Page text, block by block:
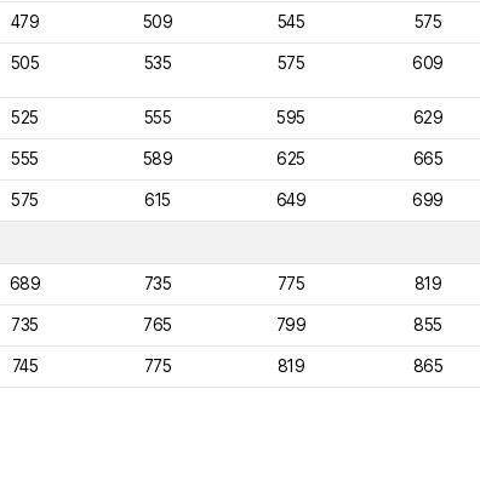
479 509 545 575
505 535 575 609
525 555 595 629
555 589 625 665
575 615 649 699
689 735 775 819
735 765 799 855
745 775 819 865